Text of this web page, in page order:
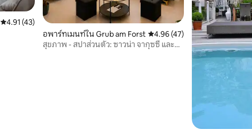
คะแนนเฉลี่ย 4.91 จาก 5, 43 รีวิว
4.91 (43)
อพาร์ทเมนท์ใน Grub am Forst คะแนนเฉลี่ย 4.96 จาก 5, 47 รีวิว
4.96 (47)
สุขภาพ - สปาส่วนตัว: ซาวน่า จากุซซี่ และ